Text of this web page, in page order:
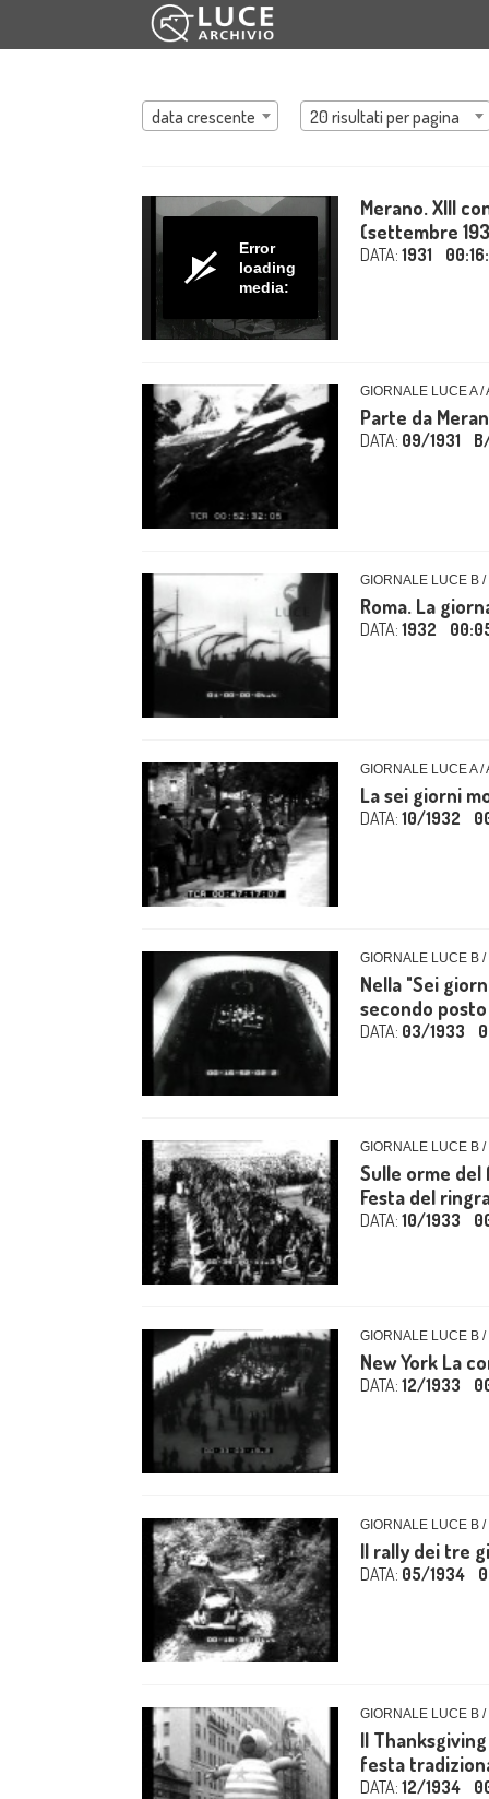
data crescente 20 risultati per pagina
Error
loading
media:
Merano. XIII
(settembre
DATA: 1931
GIORNALE LUCE A /
Parte da
DATA: 09/1931
GIORNALE LUCE B
Roma. La
DATA: 1932
GIORNALE LUCE A /
La sei giorni
DATA: 10/1932
GIORNALE LUCE B
Nella "Sei
secondo
DATA: 03/1933
GIORNALE LUCE B
Sulle orme del
Festa del
DATA: 10/1933
GIORNALE LUCE B
New York La
DATA: 12/1933
GIORNALE LUCE B
Il rally dei tre
DATA: 05/1934
GIORNALE LUCE B
Il
festa
DATA: 12/1934